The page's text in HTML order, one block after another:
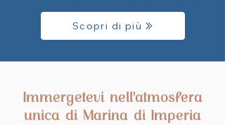
Scopri di più
Immergetevi nell'atmosfera
unica di Marina di Imperia